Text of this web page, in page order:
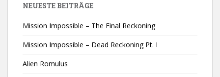
NEUESTE BEITRÄGE
Mission Impossible – The Final Reckoning
Mission Impossible – Dead Reckoning Pt. I
Alien Romulus